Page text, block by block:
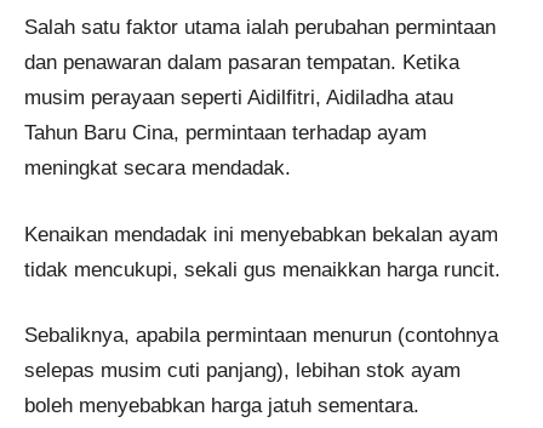
Salah satu faktor utama ialah perubahan permintaan
dan penawaran dalam pasaran tempatan. Ketika
musim perayaan seperti Aidilfitri, Aidiladha atau
Tahun Baru Cina, permintaan terhadap ayam
meningkat secara mendadak.
Kenaikan mendadak ini menyebabkan bekalan ayam
tidak mencukupi, sekali gus menaikkan harga runcit.
Sebaliknya, apabila permintaan menurun (contohnya
selepas musim cuti panjang), lebihan stok ayam
boleh menyebabkan harga jatuh sementara.